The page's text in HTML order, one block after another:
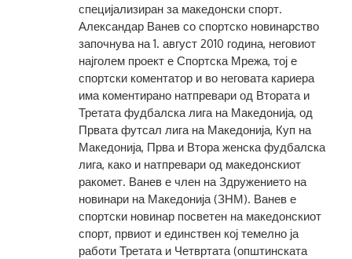
специјализиран за македонски спорт.
Александар Ванев со спортско новинарство
започнува на 1. август 2010 година, неговиот
најголем проект е Спортска Мрежа, тој е
спортски коментатор и во неговата кариера
има коментирано натпревари од Втората и
Третата фудбалска лига на Македонија, од
Првата футсал лига на Македонија, Куп на
Македонија, Прва и Втора женска фудбалска
лига, како и натпревари од македонскиот
ракомет. Ванев е член на Здружението на
новинари на Македонија (ЗНМ). Ванев е
спортски новинар посветен на македонскиот
спорт, првиот и единствен кој темелно ја
работи Третата и Четвртата (општинската